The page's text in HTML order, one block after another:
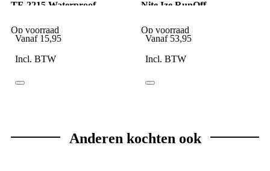
TF-2215 Waterproof
Ranger Green
Op voorraad
Vanaf 15,95
Incl. BTW
Nite Ize RunOff
amtraciet
Op voorraad
Vanaf 53,95
Incl. BTW
Anderen kochten ook